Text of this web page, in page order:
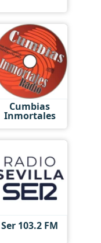
Cumbias
Inmortales
Ser 103.2 FM